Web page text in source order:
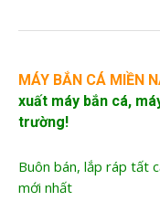
MÁY BẮN CÁ MIỀN
xuất máy bắn cá,
trường!
Buôn bán, lắp ráp tất
mới nhất